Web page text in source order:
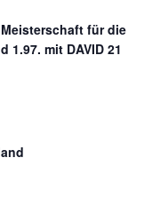
für die
1.97. mit DAVID 21